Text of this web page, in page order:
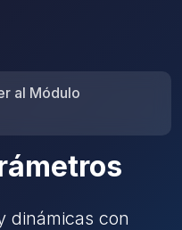
al Módulo
dinámicas con